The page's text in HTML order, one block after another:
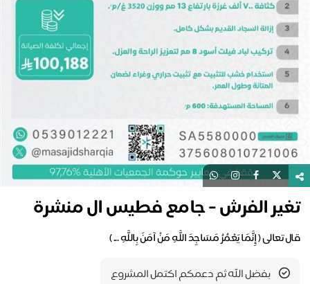
الفرش - جامع فطيس ال منشرة
تعالى ( إِنَّمَا يَعْمُرُ مَسَاجِدَ اللَّهِ مَنْ آمَنَ بِاللَّهِ ... )
بفضل الله ثم دعمكم اكتمل المشروع